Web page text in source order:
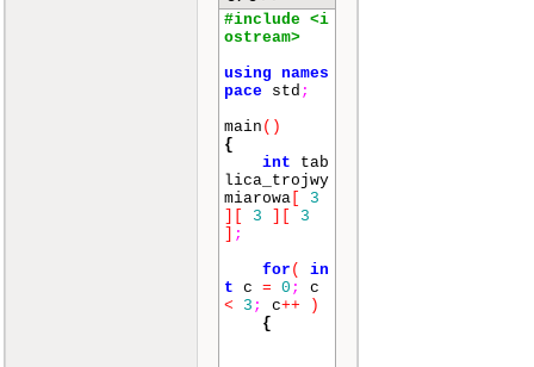
#include <i
ostream>
using names
pace std ;
main ()
{
int tab
lica_trojwy
miarowa
3
3
3
;
for (
in
t c = 0 ;
c
<
3 ; c++
)
{